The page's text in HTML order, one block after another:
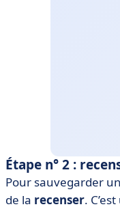
Étape n° 2 :
Pour sauvegarder
de la recenser.